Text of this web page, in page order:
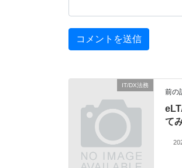
IT/DX法務
前の
て